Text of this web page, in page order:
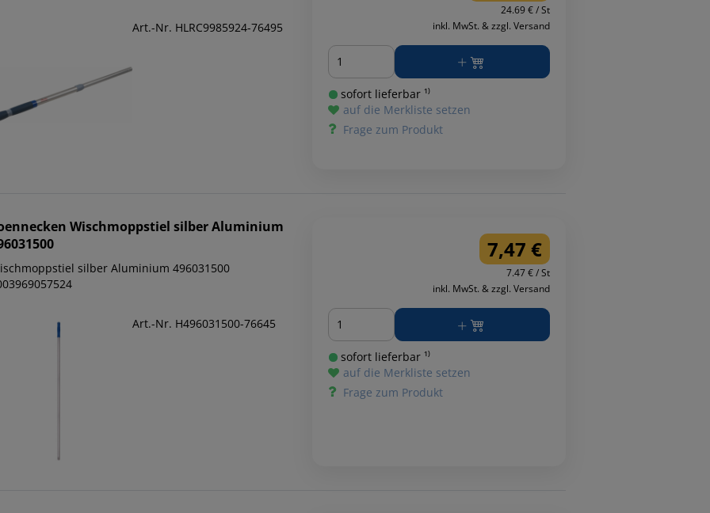
Art.-Nr. HLRC9985924-76495
24.69 € / St
inkl. MwSt. & zzgl. Versand
Menge
sofort lieferbar ¹⁾
auf die Merkliste setzen
Frage zum Produkt
Wischmoppstiel silber Aluminium
silber Aluminium 496031500
Art.-Nr. H496031500-76645
7,47 €
7.47 € / St
inkl. MwSt. & zzgl. Versand
Menge
sofort lieferbar ¹⁾
auf die Merkliste setzen
Frage zum Produkt